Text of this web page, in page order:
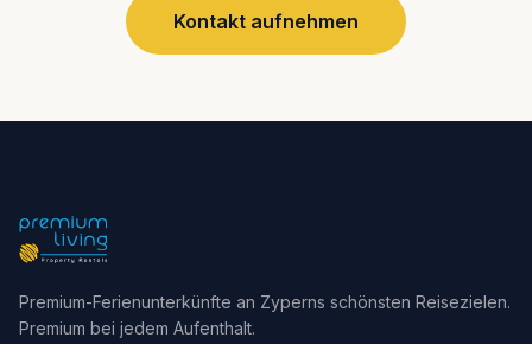
Kontakt aufnehmen
Premium-Ferienunterkünfte an Zyperns schönsten Reisezielen.
Premium bei jedem Aufenthalt.